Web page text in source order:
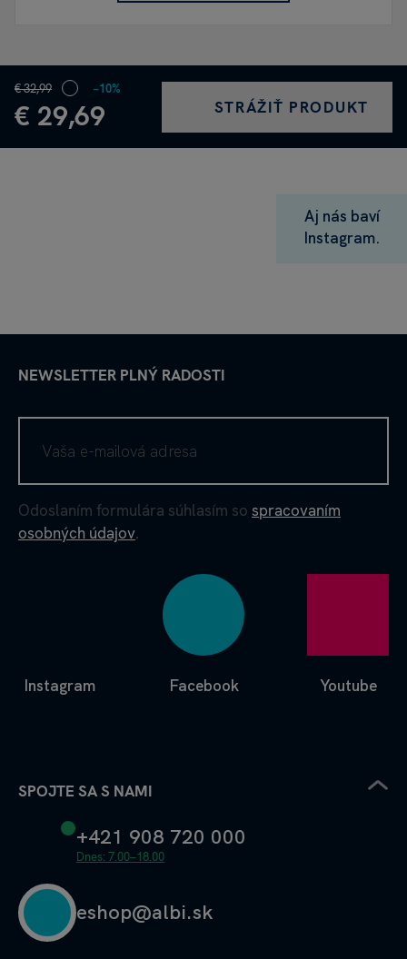
€ 32,99
€ 29,69
−10%
STRÁŽIŤ PRODUKT
Aj nás baví
Instagram.
NEWSLETTER PLNÝ RADOSTI
Odoslaním formulára súhlasím so spracovaním
osobných údajov.
Facebook
Instagram Youtube
SPOJTE SA S NAMI
+421 908 720 000
Dnes: 7.00–18.00
eshop@albi.sk